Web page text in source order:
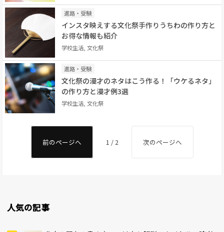
進路・受験
インスタ映えする文化祭手作りうちわの作り方と
お得な情報も紹介
学校生活, 文化祭
進路・受験
文化祭の漫才のネタはこう作る！「ウケるネタ」
の作り方と漫才例3選
学校生活, 文化祭
前のページへ 1 / 2 次のページへ
人気の記事